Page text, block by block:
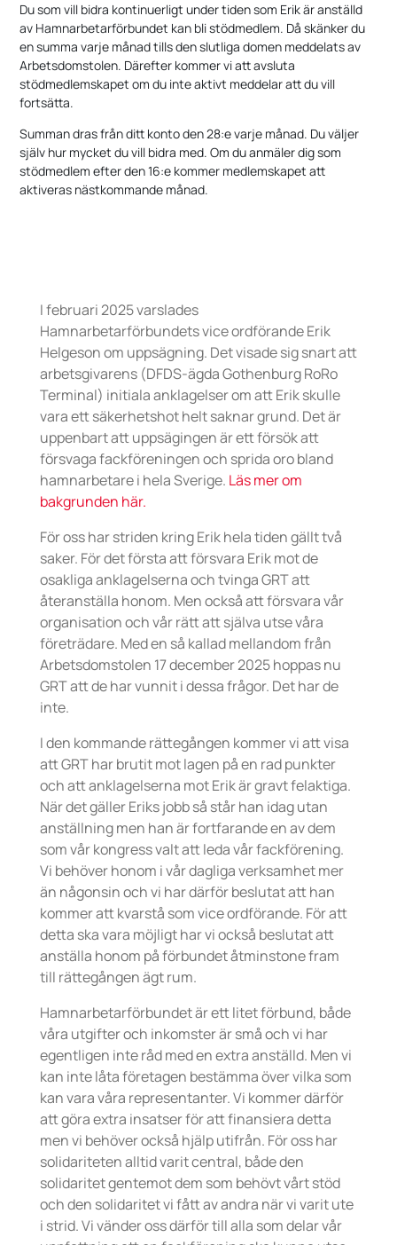
Du som vill bidra kontinuerligt under tiden som Erik är anställd
av Hamnarbetarförbundet kan bli stödmedlem. Då skänker du
en summa varje månad tills den slutliga domen meddelats av
Arbetsdomstolen. Därefter kommer vi att avsluta
stödmedlemskapet om du inte aktivt meddelar att du vill
fortsätta.
Summan dras från ditt konto den 28:e varje månad. Du väljer
själv hur mycket du vill bidra med. Om du anmäler dig som
stödmedlem efter den 16:e kommer medlemskapet att
aktiveras nästkommande månad.
I februari 2025 varslades
Hamnarbetarförbundets vice ordförande Erik
Helgeson om uppsägning. Det visade sig snart att
arbetsgivarens (DFDS-ägda Gothenburg RoRo
Terminal) initiala anklagelser om att Erik skulle
vara ett säkerhetshot helt saknar grund. Det är
uppenbart att uppsägingen är ett försök att
försvaga fackföreningen och sprida oro bland
hamnarbetare i hela Sverige. Läs mer om
bakgrunden här.
För oss har striden kring Erik hela tiden gällt två
saker. För det första att försvara Erik mot de
osakliga anklagelserna och tvinga GRT att
återanställa honom. Men också att försvara vår
organisation och vår rätt att själva utse våra
företrädare. Med en så kallad mellandom från
Arbetsdomstolen 17 december 2025 hoppas nu
GRT att de har vunnit i dessa frågor. Det har de
inte.
I den kommande rättegången kommer vi att visa
att GRT har brutit mot lagen på en rad punkter
och att anklagelserna mot Erik är gravt felaktiga.
När det gäller Eriks jobb så står han idag utan
anställning men han är fortfarande en av dem
som vår kongress valt att leda vår fackförening.
Vi behöver honom i vår dagliga verksamhet mer
än någonsin och vi har därför beslutat att han
kommer att kvarstå som vice ordförande. För att
detta ska vara möjligt har vi också beslutat att
anställa honom på förbundet åtminstone fram
till rättegången ägt rum.
Hamnarbetarförbundet är ett litet förbund, både
våra utgifter och inkomster är små och vi har
egentligen inte råd med en extra anställd. Men vi
kan inte låta företagen bestämma över vilka som
kan vara våra representanter. Vi kommer därför
att göra extra insatser för att finansiera detta
men vi behöver också hjälp utifrån. För oss har
solidariteten alltid varit central, både den
solidaritet gentemot dem som behövt vårt stöd
och den solidaritet vi fått av andra när vi varit ute
i strid. Vi vänder oss därför till alla som delar vår